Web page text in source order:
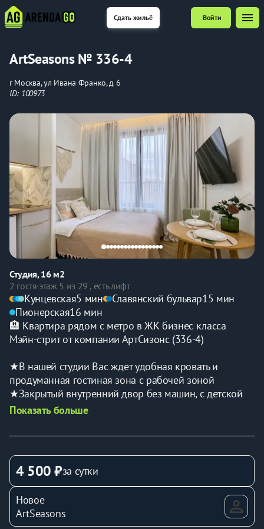
Сдать жильё Войти menu
ArtSeasons № 336-4
г Москва, ул Ивана Франко, д 6
ID: 100973
Студия, 16 м2
2 гостя·этаж 5 из 29 , есть лифт
Кунцевская5 мин Славянский бульвар15 мин
Пионерская16 мин
🏨 Квартира рядом с метро в ЖК бизнес класса
Мэйн-стрит от компании АртСизонс (336-4)
★В нашей студии Вас ждет удобная кровать и
продуманная гостиная зона с рабочей зоной
★Закрытый внутренний двор без машин, с детской
площадкой и зоной воркаута
★Ближайшая пешая доступность до метро
★Бесконтактное заселение, двуспальная кровать
безлимитный интернет, ТV, кухня со всем
необходимым
★Отчётные документы.
Показать больше
4 500 ₽за сутки
Новое
ArtSeasons